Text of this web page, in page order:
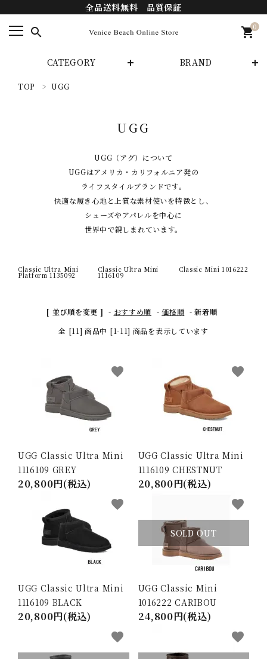
全品送料無料 品質保証
search 0
shopping_cart
CATEGORY BRAND
ブランドから探す
INFORMATIOM
返品関連
プライバシーポリシー
メルマガ登録
マイアカウント
ACCOUNT MENU
ようこそ ゲスト 様
person 新規会員登録
TOP UGG
UGG
UGG（アグ）について
UGGはアメリカ・カリフォルニア発の
ライフスタイルブランドです。
快適な履き心地と上質な素材使いを特徴とし、
シューズやアパレルを中心に
世界中で親しまれています。
Classic Ultra Mini
Platform 1135092
Classic Ultra Mini
1116109
Classic Mini 1016222
[ 並び順を変更 ] - おすすめ順 -価格順 -新着順
全 [11] 商品中 [1-11] 商品を表示しています
UGG Classic Ultra Mini
1116109 GREY
20,800円(税込)
favorite
UGG Classic Ultra Mini
1116109 CHESTNUT
20,800円(税込)
favorite
UGG Classic Ultra Mini
1116109 BLACK
20,800円(税込)
favorite
SOLD OUT
UGG Classic Mini
1016222 CARIBOU
24,800円(税込)
favorite
favorite favorite